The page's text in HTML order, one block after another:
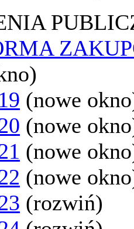
(nowe
(nowe
(nowe
(nowe
(rozwiń)